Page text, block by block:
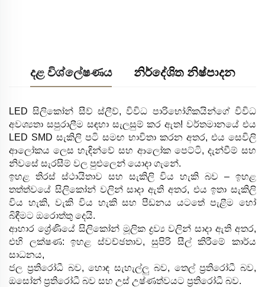
දළ විශ්ලේෂණය නිර්දේශිත නිෂ්පාදන
LED සිලිකෝන් සීව් ස්ලීව්, විවිධ පාරිභෝගිකයින්ගේ විවිධ
අවශ්‍යතා සපුරාලීම සඳහා සැලසුම් කර ඇත! වර්තමානයේ එය
LED SMD සැකිලි පටි සමඟ භාවිතා කරන අතර, එය සෙවිලි
ආලෝකය ලෙස හැඳින්වේ සහ ආලෝක පෙට්ටි, දැන්වීම් සහ
නිවසේ සැරසීම් වල පුළුලෙන් යොදා ගැනේ.
ඉහළ තිරස් ස්ථායිතාව සහ සැකිලි විය හැකි බව – ඉහළ
තත්ත්වයේ සිලිකෝන් වලින් සාදා ඇති අතර, එය ඉතා සැකිලි
විය හැකි, වැකි විය හැකි සහ පීඩනය යටතේ පැළීම හෝ
බිඳීමට ඔරොත්තු දෙයි.
ආහාර ශ්‍රේණියේ සිලිකෝන් මූලික ද්‍රව්‍ය වලින් සාදා ඇති අතර,
එහි ලක්ෂණ: ඉහළ ස්වච්ඡතාව, සුපිරි සීල් කිරීමේ කාර්ය
සාධනය,
ජල ප්‍රතිරෝධී බව, හොඳ සැහැල්ලු බව, තෙල් ප්‍රතිරෝධී බව,
ඔසෝන් ප්‍රතිරෝධී බව සහ උස් උෂ්ණත්වයට ප්‍රතිරෝධී බව.